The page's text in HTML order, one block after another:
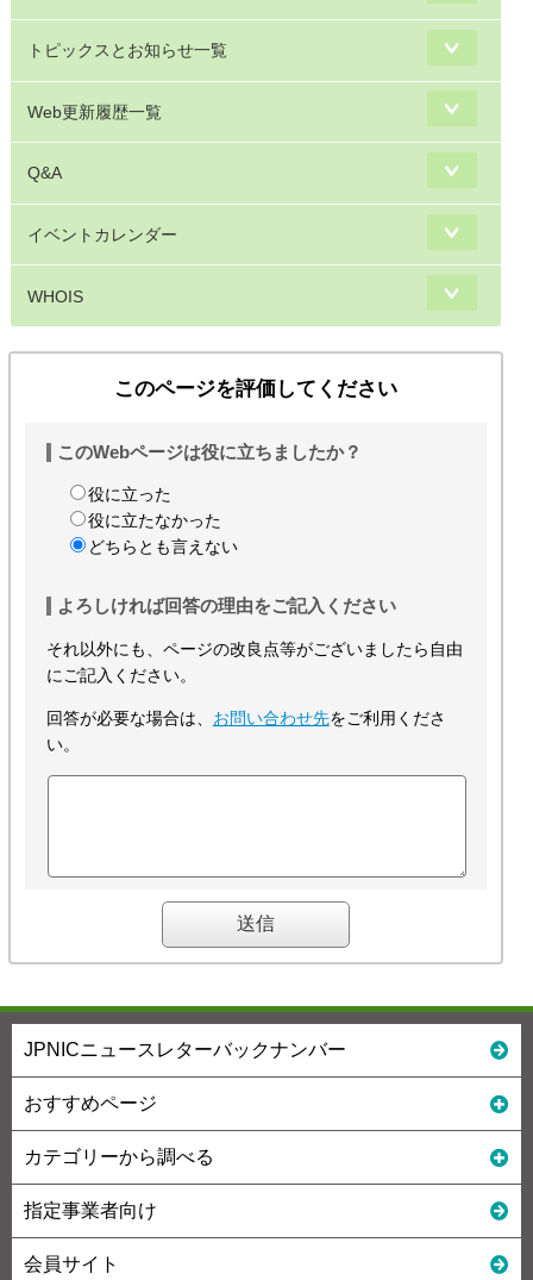
トピックスとお知らせ一覧
Web更新履歴一覧
Q&A
イベントカレンダー
WHOIS
このページを評価してください
このWebページは役に立ちましたか？
役に立った
役に立たなかった
どちらとも言えない
よろしければ回答の理由をご記入ください
それ以外にも、ページの改良点等がございましたら自由
にご記入ください。
回答が必要な場合は、 お問い合わせ先をご利用くださ
い。
JPNICニュースレターバックナンバー
おすすめページ
カテゴリーから調べる
指定事業者向け
会員サイト